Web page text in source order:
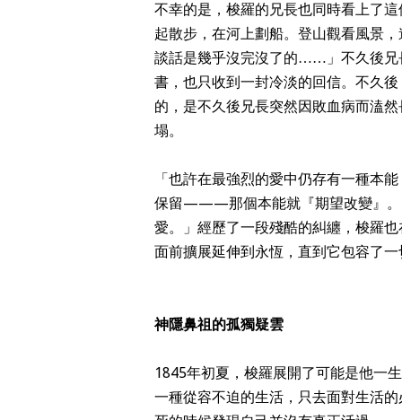
不幸的是，梭羅的兄長也同時看上了
起散步，在河上劃船。登山觀看風景
談話是幾乎沒完沒了的……」不久後兄
書，也只收到一封冷淡的回信。不久
的，是不久後兄長突然因敗血病而溘
塌。
「也許在最強烈的愛中仍存有一種本
保留———那個本能就『期望改變』。
愛。」經歷了一段殘酷的糾纏，梭羅
面前擴展延伸到永恆，直到它包容了
神隱鼻祖的孤獨疑雲
1845年初夏，梭羅展開了可能是他
一種從容不迫的生活，只去面對生活